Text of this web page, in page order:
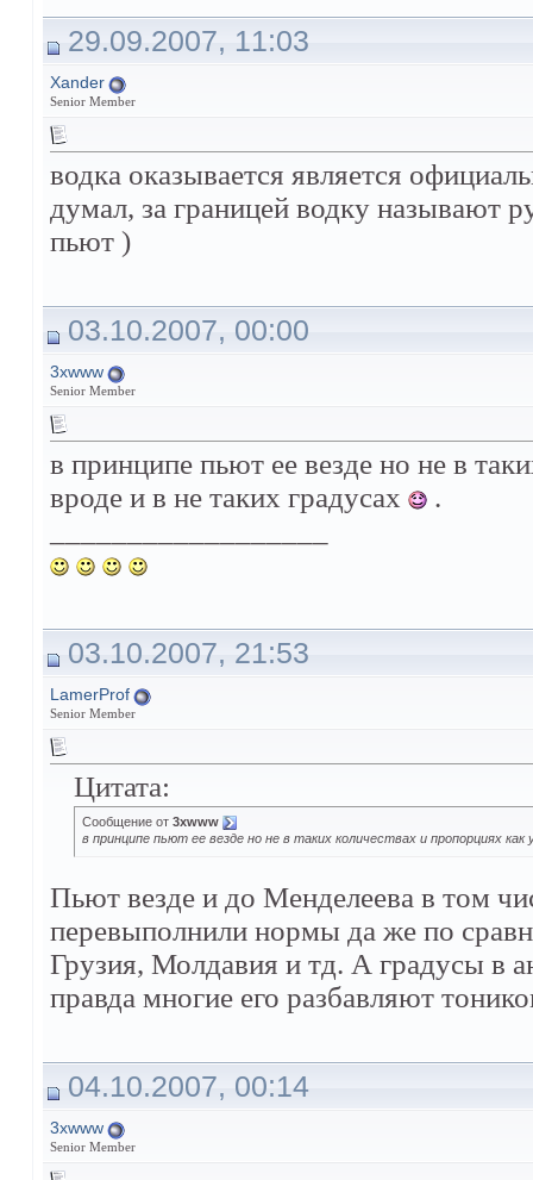
29.09.2007, 11:03
Xander
Senior Member
водка оказывается является
думал, за границей водку называют
пьют )
03.10.2007, 00:00
3xwww
Senior Member
в принципе пьют ее везде но не в
вроде и в не таких градусах
.
03.10.2007, 21:53
LamerProf
Senior Member
Цитата:
Сообщение от 3xwww
в принципе пьют ее везде но не в таких количествах и пропорциях
Пьют везде и до Менделеева в том
перевыполнили нормы да же по
Грузия, Молдавия и тд. А градусы в
правда многие его разбавляют
04.10.2007, 00:14
3xwww
Senior Member